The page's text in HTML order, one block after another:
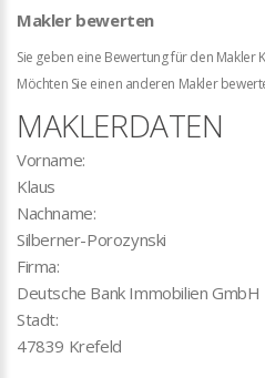
Makler bewerten
Sie geben eine Bewertung für den Makler
Möchten Sie einen anderen Makler
MAKLERDATEN
Vorname:
Klaus
Nachname:
Silberner-Porozynski
Firma:
Deutsche Bank Immobilien GmbH
Stadt:
47839 Krefeld